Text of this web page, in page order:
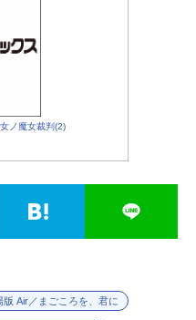
ノ魔女裁判(2)
Air／まごころを、君に